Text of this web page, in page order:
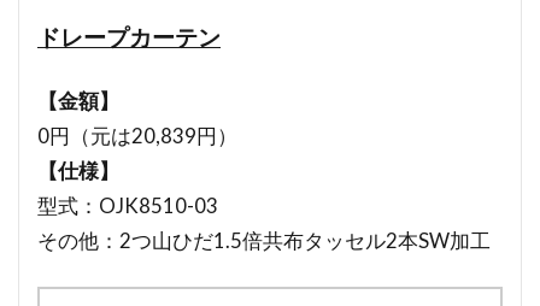
ドレープカーテン
【金額】
0円（元は20,839円）
【仕様】
型式：OJK8510-03
その他：2つ山ひだ1.5倍共布タッセル2本SW加工